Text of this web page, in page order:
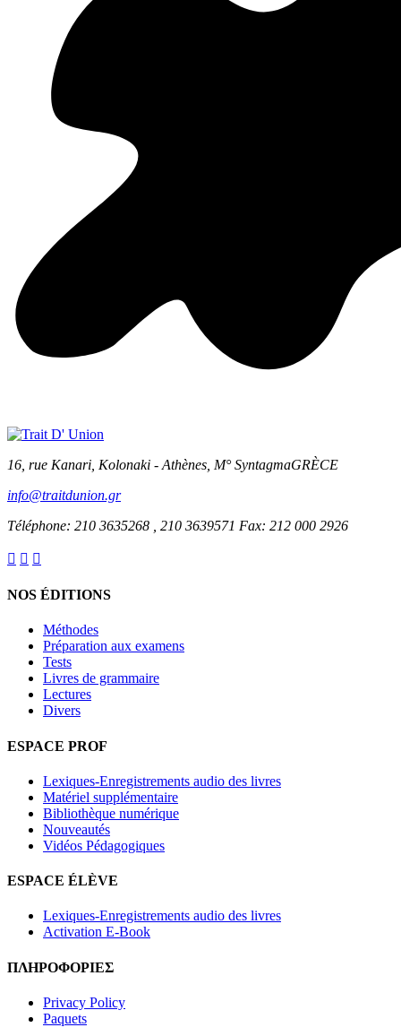
16, rue Kanari, Kolonaki - Athènes, M° SyntagmaGRÈCE
info@traitdunion.gr
Téléphone: 210 3635268 , 210 3639571 Fax: 212 000 2926
  
NOS ÉDITIONS
Méthodes
Préparation aux examens
Tests
Livres de grammaire
Lectures
Divers
ESPACE PROF
Lexiques-Enregistrements audio des livres
Matériel supplémentaire
Bibliothèque numérique
Nouveautés
Vidéos Pédagogiques
ESPACE ÉLÈVE
Lexiques-Enregistrements audio des livres
Activation E-Book
ΠΛΗΡΟΦΟΡΙΕΣ
Privacy Policy
Paquets